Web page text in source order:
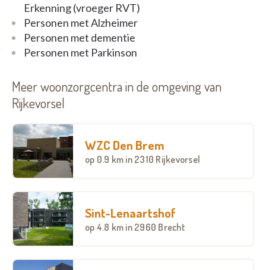
Verder zijn voorzien : zithoeken met TV en muziek
en een kapsalon. De voorkeur wordt gegeven aan
samen eten in de polyvalente ruimten.
Erkenning (vroeger RVT)
Personen met Alzheimer
Personen met dementie
Personen met Parkinson
Meer woonzorgcentra in de omgeving van
Rijkevorsel
WZC Den Brem
op 0.9 km in 2310 Rijkevorsel
Sint-Lenaartshof
op 4.8 km in 2960 Brecht